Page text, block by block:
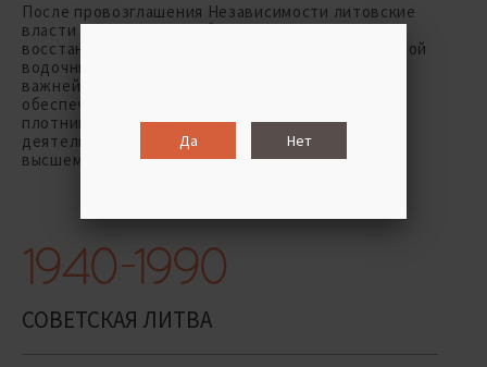
После провозглашения Независимости литовские
власти начали уделять большое внимание
восстановлению хозяйства, и Каунасский очистной
водочный склад приобрел статус одной из
важнейших экономических единиц, которая
обеспечивала заказами стекольные фабрики,
плотников, типографии, поэтому забота о
деятельности склада была гарантирована на
высшем – государственном – уровне.
1940-1990
СОВЕТСКАЯ ЛИТВА
Да Нет